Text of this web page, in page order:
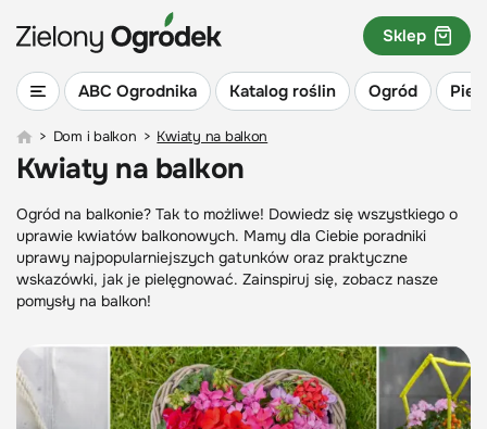
ABC Ogrodnika Katalog roślin Ogród
Sklep
> Dom i balkon > Kwiaty na balkon
Kwiaty na balkon
Ogród na balkonie? Tak to możliwe! Dowiedz się wszystkiego o
uprawie kwiatów balkonowych. Mamy dla Ciebie poradniki
uprawy najpopularniejszych gatunków oraz praktyczne
wskazówki, jak je pielęgnować. Zainspiruj się, zobacz nasze
pomysły na balkon!